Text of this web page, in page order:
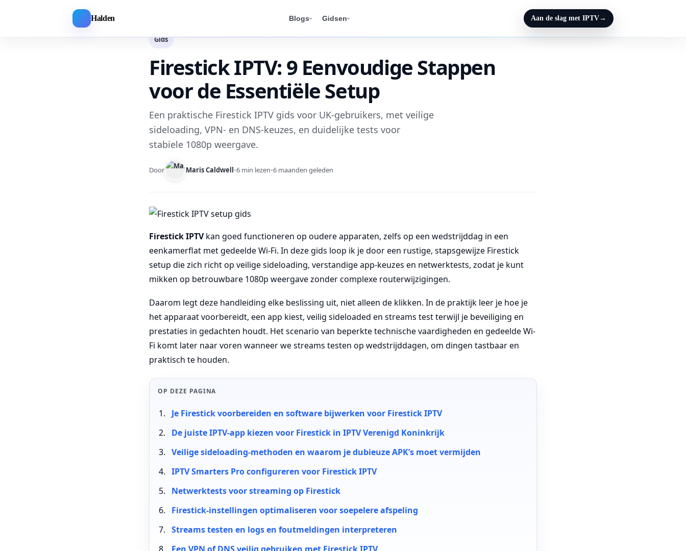
Halden Blogs Gidsen Aan de slag met IPTV→
Gids
Firestick IPTV: 9 Eenvoudige Stappen
voor de Essentiële Setup
Een praktische Firestick IPTV gids voor UK-gebruikers, met veilige
sideloading, VPN- en DNS-keuzes, en duidelijke tests voor
stabiele 1080p weergave.
Door Maris Caldwell•6 min lezen•6 maanden geleden
Firestick IPTVkan goed functioneren op oudere apparaten, zelfs op een wedstrijddag in een
eenkamerflat met gedeelde Wi-Fi. In deze gids loop ik je door een rustige, stapsgewijze Firestick
setup die zich richt op veilige sideloading, verstandige app-keuzes en netwerktests, zodat je kunt
mikken op betrouwbare 1080p weergave zonder complexe routerwijzigingen.
Daarom legt deze handleiding elke beslissing uit, niet alleen de klikken. In de praktijk leer je hoe je
het apparaat voorbereidt, een app kiest, veilig sideloaded en streams test terwijl je beveiliging en
prestaties in gedachten houdt. Het scenario van beperkte technische vaardigheden en gedeelde Wi-
Fi komt later naar voren wanneer we streams testen op wedstrijddagen, om dingen tastbaar en
praktisch te houden.
OP DEZE PAGINA
Je Firestick voorbereiden en software bijwerken voor Firestick IPTV
De juiste IPTV-app kiezen voor Firestick in IPTV Verenigd Koninkrijk
Veilige sideloading-methoden en waarom je dubieuze APK’s moet vermijden
IPTV Smarters Pro configureren voor Firestick IPTV
Netwerktests voor streaming op Firestick
Firestick-instellingen optimaliseren voor soepelere afspeling
Streams testen en logs en foutmeldingen interpreteren